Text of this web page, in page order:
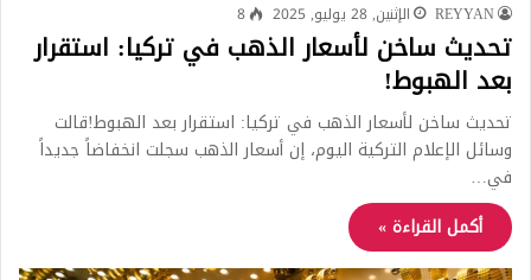
REYYAN الإثنين, 28 يوليو, 2025 8
تحديث ساخن لأسعار الذهب في تركيا: استقرار
بعد الهبوط!
تحديث ساخن لأسعار الذهب في تركيا: استقرار بعد الهبوط!قالت
وسائل الإعلام التركية اليوم، إن أسعار الذهب سجلت انخفاضاً جديداً
في…
أكمل القراءة »